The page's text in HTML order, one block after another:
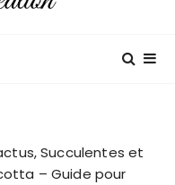
Succulentes et
– Guide pour